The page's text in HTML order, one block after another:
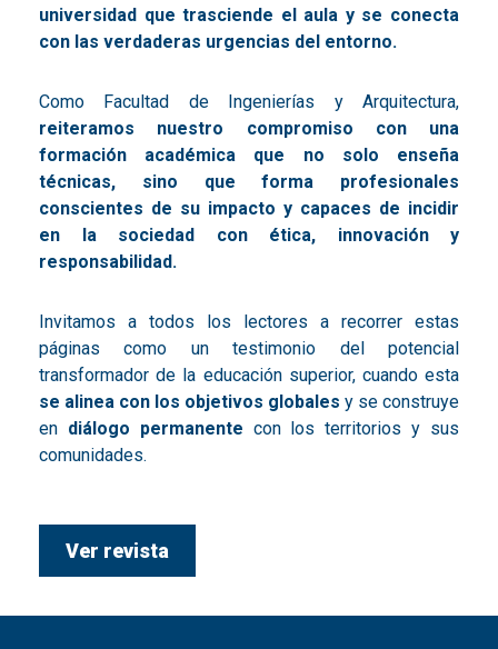
universidad que trasciende el aula y se conecta
con las verdaderas urgencias del entorno.
Como Facultad de Ingenierías y Arquitectura,
reiteramos nuestro compromiso con una
formación académica que no solo enseña
técnicas, sino que forma profesionales
conscientes de su impacto y capaces de incidir
en la sociedad con ética, innovación y
responsabilidad.
Invitamos a todos los lectores a recorrer estas
páginas como un testimonio del potencial
transformador de la educación superior, cuando esta
se alinea con los objetivos globales y se construye
en diálogo permanente con los territorios y sus
comunidades.
Ver revista